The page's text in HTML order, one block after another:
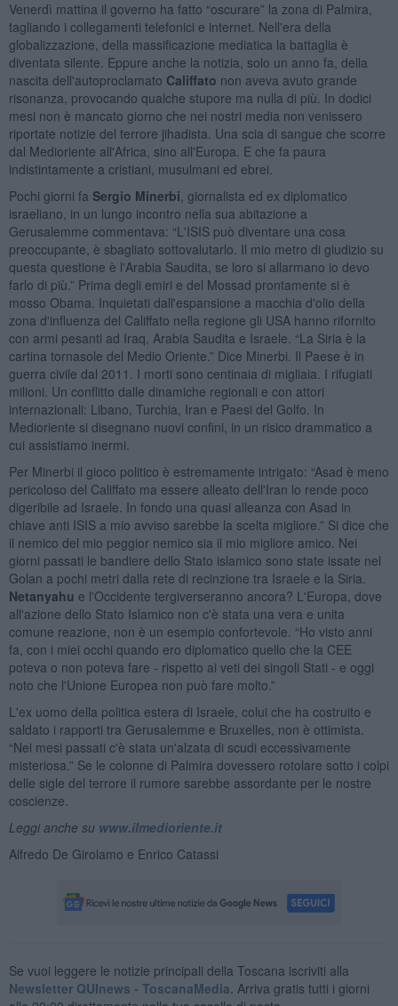
Venerdì mattina il governo ha fatto “oscurare” la zona di Palmira,
tagliando i collegamenti telefonici e internet. Nell'era della
globalizzazione, della massificazione mediatica la battaglia è
diventata silente. Eppure anche la notizia, solo un anno fa, della
nascita dell'autoproclamato Califfato non aveva avuto grande
risonanza, provocando qualche stupore ma nulla di più. In dodici
mesi non è mancato giorno che nei nostri media non venissero
riportate notizie del terrore jihadista. Una scia di sangue che scorre
dal Medioriente all'Africa, sino all'Europa. E che fa paura
indistintamente a cristiani, musulmani ed ebrei.
Pochi giorni fa Sergio Minerbi , giornalista ed ex diplomatico
israeliano, in un lungo incontro nella sua abitazione a
Gerusalemme commentava: “L'ISIS può diventare una cosa
preoccupante, è sbagliato sottovalutarlo. Il mio metro di giudizio su
questa questione è l'Arabia Saudita, se loro si allarmano io devo
farlo di più.” Prima degli emiri e del Mossad prontamente si è
mosso Obama. Inquietati dall'espansione a macchia d'olio della
zona d'influenza del Califfato nella regione gli USA hanno rifornito
con armi pesanti ad Iraq, Arabia Saudita e Israele. “La Siria è la
cartina tornasole del Medio Oriente.” Dice Minerbi. Il Paese è in
guerra civile dal 2011. I morti sono centinaia di migliaia. I rifugiati
milioni. Un conflitto dalle dinamiche regionali e con attori
internazionali: Libano, Turchia, Iran e Paesi del Golfo. In
Medioriente si disegnano nuovi confini, in un risico drammatico a
cui assistiamo inermi.
Per Minerbi il gioco politico è estremamente intrigato: “Asad è meno
pericoloso del Califfato ma essere alleato dell'Iran lo rende poco
digeribile ad Israele. In fondo una quasi alleanza con Asad in
chiave anti ISIS a mio avviso sarebbe la scelta migliore.” Si dice che
il nemico del mio peggior nemico sia il mio migliore amico. Nei
giorni passati le bandiere dello Stato islamico sono state issate nel
Golan a pochi metri dalla rete di recinzione tra Israele e la Siria.
Netanyahu e l'Occidente tergiverseranno ancora? L'Europa, dove
all'azione dello Stato Islamico non c'è stata una vera e unita
comune reazione, non è un esempio confortevole. “Ho visto anni
fa, con i miei occhi quando ero diplomatico quello che la CEE
poteva o non poteva fare - rispetto ai veti dei singoli Stati - e oggi
noto che l'Unione Europea non può fare molto.”
L'ex uomo della politica estera di Israele, colui che ha costruito e
saldato i rapporti tra Gerusalemme e Bruxelles, non è ottimista.
“Nei mesi passati c'è stata un'alzata di scudi eccessivamente
misteriosa.” Se le colonne di Palmira dovessero rotolare sotto i colpi
delle sigle del terrore il rumore sarebbe assordante per le nostre
coscienze.
Leggi anche su www.ilmedioriente.it
Alfredo De Girolamo e Enrico Catassi
Se vuoi leggere le notizie principali della Toscana iscriviti alla
Newsletter QUInews - ToscanaMedia. Arriva gratis tutti i giorni